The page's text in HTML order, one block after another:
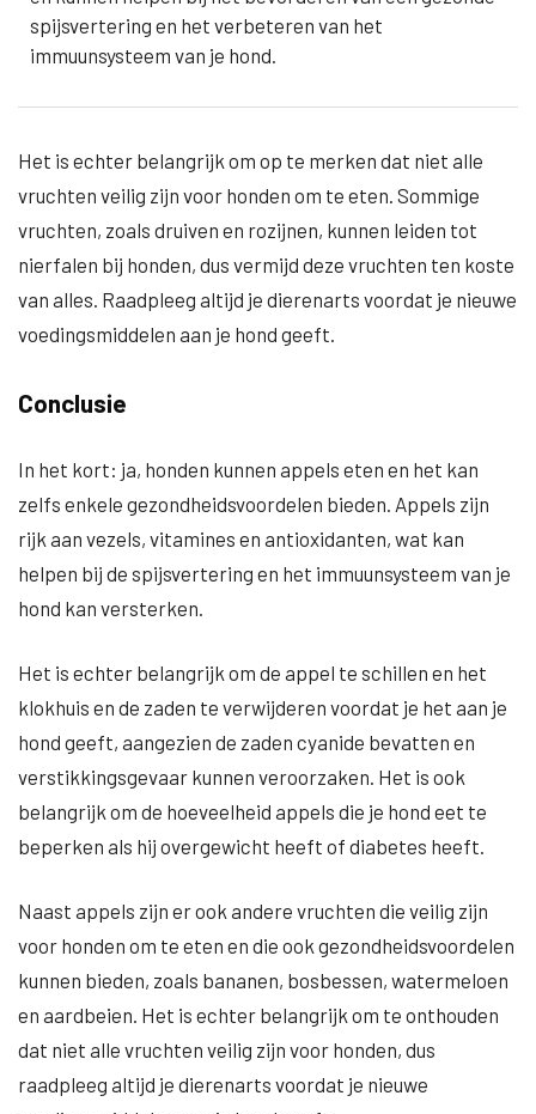
spijsvertering en het verbeteren van het
immuunsysteem van je hond.
Het is echter belangrijk om op te merken dat niet alle
vruchten veilig zijn voor honden om te eten. Sommige
vruchten, zoals druiven en rozijnen, kunnen leiden tot
nierfalen bij honden, dus vermijd deze vruchten ten koste
van alles. Raadpleeg altijd je dierenarts voordat je nieuwe
voedingsmiddelen aan je hond geeft.
Conclusie
In het kort: ja, honden kunnen appels eten en het kan
zelfs enkele gezondheidsvoordelen bieden. Appels zijn
rijk aan vezels, vitamines en antioxidanten, wat kan
helpen bij de spijsvertering en het immuunsysteem van je
hond kan versterken.
Het is echter belangrijk om de appel te schillen en het
klokhuis en de zaden te verwijderen voordat je het aan je
hond geeft, aangezien de zaden cyanide bevatten en
verstikkingsgevaar kunnen veroorzaken. Het is ook
belangrijk om de hoeveelheid appels die je hond eet te
beperken als hij overgewicht heeft of diabetes heeft.
Naast appels zijn er ook andere vruchten die veilig zijn
voor honden om te eten en die ook gezondheidsvoordelen
kunnen bieden, zoals bananen, bosbessen, watermeloen
en aardbeien. Het is echter belangrijk om te onthouden
dat niet alle vruchten veilig zijn voor honden, dus
raadpleeg altijd je dierenarts voordat je nieuwe